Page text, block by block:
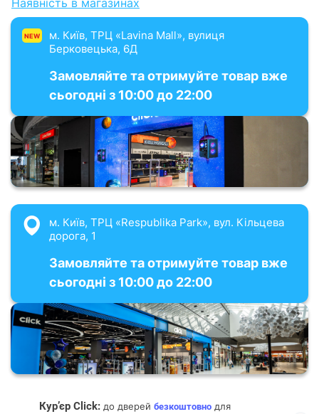
Наявність в магазинах
NEW
м. Київ, ТРЦ «Lavina Mall», вулиця
Берковецька, 6Д
Замовляйте та отримуйте товар вже
сьогодні з 10:00 до 22:00
м. Київ, ТРЦ «Respublika Park», вул. Кільцева
дорога, 1
Замовляйте та отримуйте товар вже
сьогодні з 10:00 до 22:00
Кур’єр Click: до дверей безкоштовно для